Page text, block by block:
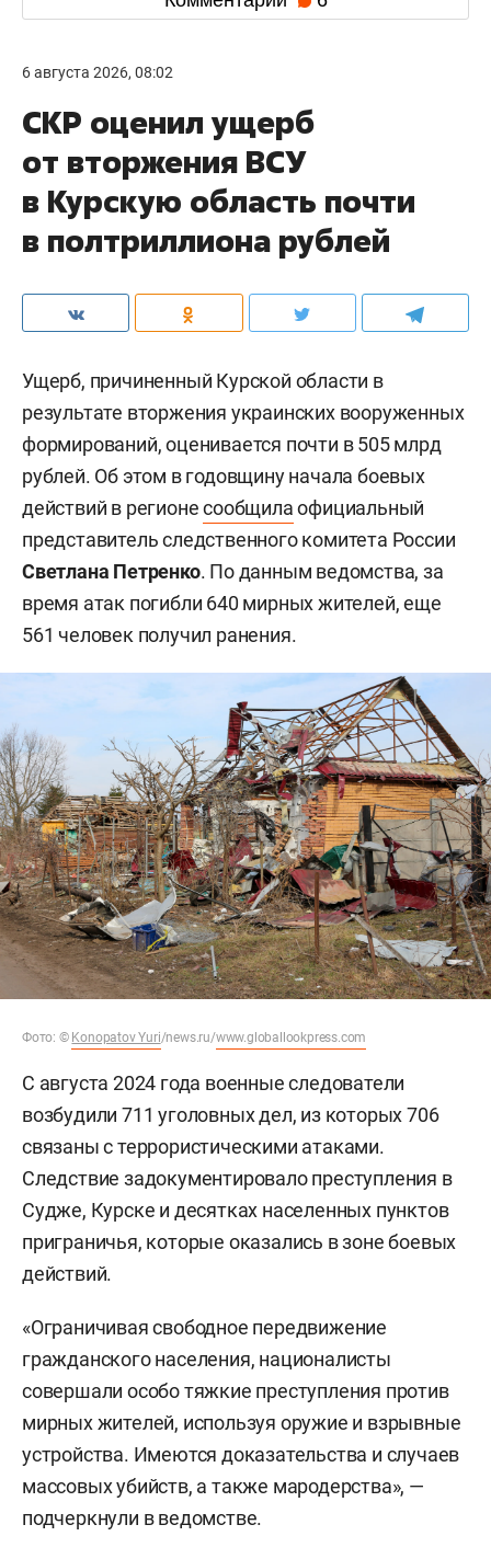
6 августа 2026, 08:02
СКР оценил ущерб
от вторжения ВСУ
в Курскую область почти
в полтриллиона рублей
Ущерб, причиненный Курской области в
результате вторжения украинских вооруженных
формирований, оценивается почти в 505 млрд
рублей. Об этом в годовщину начала боевых
действий в регионесообщилаофициальный
представитель следственного комитета России
Светлана Петренко. По данным ведомства, за
время атак погибли 640 мирных жителей, еще
561 человек получил ранения.
Фото: © Konopatov Yuri/news.ru/www.globallookpress.com
С августа 2024 года военные следователи
возбудили 711 уголовных дел, из которых 706
связаны с террористическими атаками.
Следствие задокументировало преступления в
Судже, Курске и десятках населенных пунктов
приграничья, которые оказались в зоне боевых
действий.
«Ограничивая свободное передвижение
гражданского населения, националисты
совершали особо тяжкие преступления против
мирных жителей, используя оружие и взрывные
устройства. Имеются доказательства и случаев
массовых убийств, а также мародерства», —
подчеркнули в ведомстве.